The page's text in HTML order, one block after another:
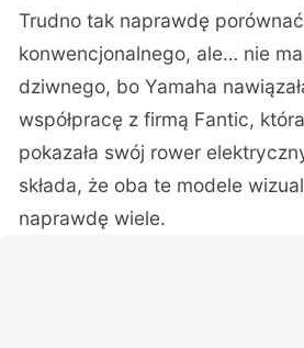
Trudno tak naprawdę
konwencjonalnego, ale… nie
dziwnego, bo Yamaha
współpracę z firmą Fantic,
pokazała swój rower
składa, że oba te modele
naprawdę wiele.